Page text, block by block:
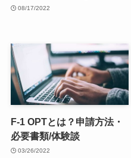
08/17/2022
F-1 OPTとは？申請方法・
必要書類/体験談
03/26/2022